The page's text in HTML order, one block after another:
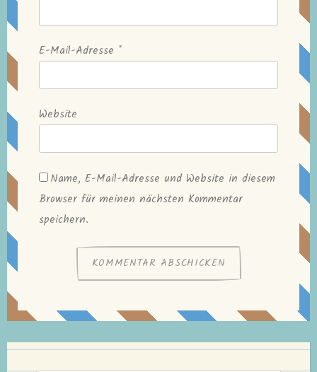
E-Mail-Adresse *
Website
Name, E-Mail-Adresse und Website in diesem
Browser für meinen nächsten Kommentar
speichern.